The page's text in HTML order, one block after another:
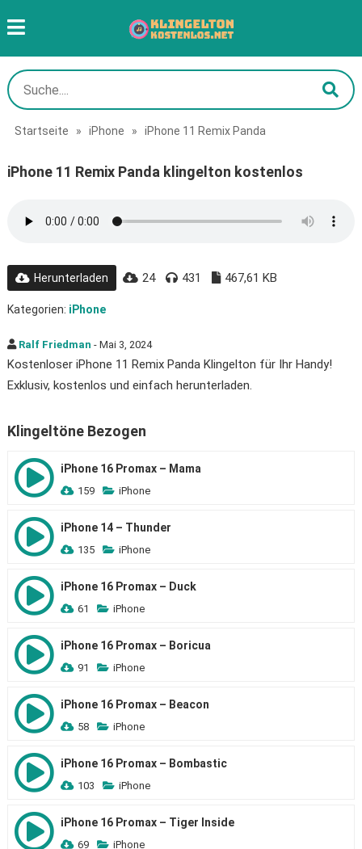
Startseite » iPhone » iPhone 11 Remix Panda
iPhone 11 Remix Panda klingelton kostenlos
Herunterladen 24 431 467,61 KB
Kategorien: iPhone
Ralf Friedman - Mai 3, 2024
Kostenloser iPhone 11 Remix Panda Klingelton für Ihr Handy!
Exklusiv, kostenlos und einfach herunterladen.
Klingeltöne Bezogen
iPhone 16 Promax – Mama
159 iPhone
iPhone 14 – Thunder
135 iPhone
iPhone 16 Promax – Duck
61 iPhone
iPhone 16 Promax – Boricua
91 iPhone
iPhone 16 Promax – Beacon
58 iPhone
iPhone 16 Promax – Bombastic
103 iPhone
iPhone 16 Promax – Tiger Inside
69 iPhone